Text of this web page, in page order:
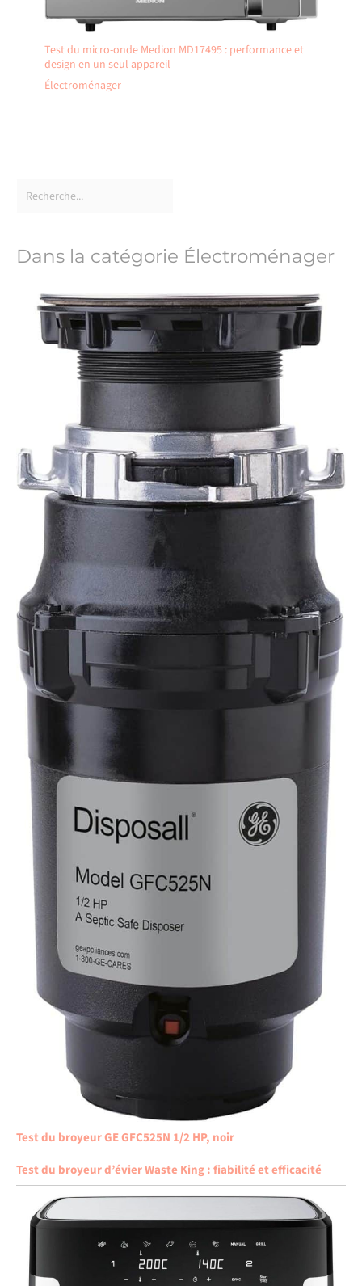
Test du micro-onde Medion MD17495 : performance et
design en un seul appareil
Électroménager
Dans la catégorie Électroménager
Test du broyeur GE GFC525N 1/2 HP, noir
Test du broyeur d’évier Waste King : fiabilité et efficacité